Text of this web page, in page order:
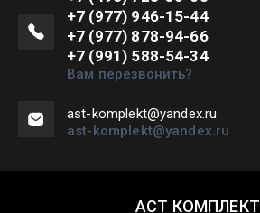
+7 (977) 946-15-44
+7 (977) 878-94-66
+7 (991) 588-54-34
Вам перезвонить?
ast-komplekt@yandex.ru
ast-komplekt@yandex.ru
АСТ КОМПЛЕКТ